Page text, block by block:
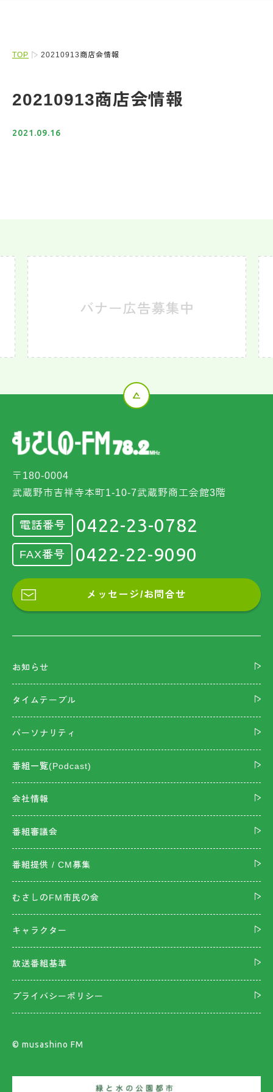
TOP 20210913商店会情報
20210913商店会情報
2021.09.16
〒180-0004
武蔵野市吉祥寺本町1-10-7武蔵野商工会館3階
電話番号 0422-23-0782
FAX番号 0422-22-9090
メッセージ/お問合せ
お知らせ
タイムテーブル
パーソナリティ
番組一覧(Podcast)
会社情報
番組審議会
番組提供 / CM募集
むさしのFM市民の会
キャラクター
放送番組基準
プライバシーポリシー
©︎ musashino FM